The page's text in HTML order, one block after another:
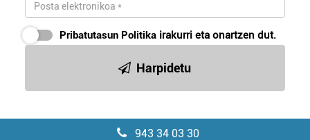
Pribatutasun Politika irakurri eta onartzen dut.
Harpidetu
943 34 03 30